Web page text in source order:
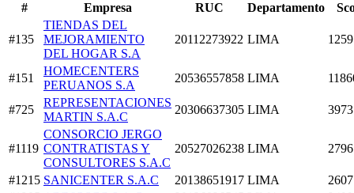
# Empresa RUC Departamento
#135
TIENDAS DEL
MEJORAMIENTO
DEL HOGAR S.A
20112273922 LIMA
#151
HOMECENTERS
PERUANOS S.A
20536557858 LIMA
#725
REPRESENTACIONES
MARTIN S.A.C
20306637305 LIMA
#1119
CONSORCIO JERGO
CONTRATISTAS Y
CONSULTORES S.A.C
20527026238 LIMA
#1215 SANICENTER S.A.C 20138651917 LIMA